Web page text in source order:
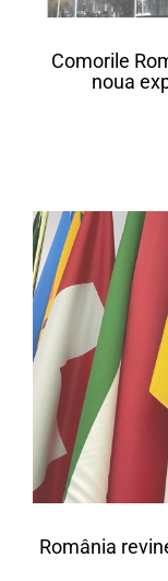
Comorile
noua
România